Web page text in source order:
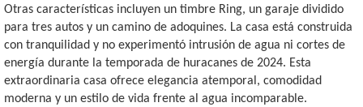
Otras características incluyen un timbre Ring, un garaje dividido
para tres autos y un camino de adoquines. La casa está construida
con tranquilidad y no experimentó intrusión de agua ni cortes de
energía durante la temporada de huracanes de 2024. Esta
extraordinaria casa ofrece elegancia atemporal, comodidad
moderna y un estilo de vida frente al agua incomparable.